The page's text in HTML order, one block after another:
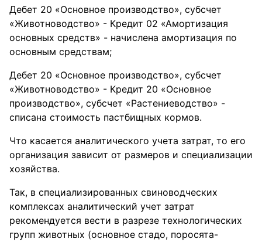
Дебет 20 «Основное производство», субсчет
«Животноводство» - Кредит 02 «Амортизация
основных средств» - начислена амортизация по
основным средствам;
Дебет 20 «Основное производство», субсчет
«Животноводство» - Кредит 20 «Основное
производство», субсчет «Растениеводство» -
списана стоимость пастбищных кормов.
Что касается аналитического учета затрат, то его
организация зависит от размеров и специализации
хозяйства.
Так, в специализированных свиноводческих
комплексах аналитический учет затрат
рекомендуется вести в разрезе технологических
групп животных (основное стадо, поросята-